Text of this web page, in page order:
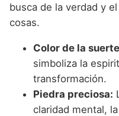
busca de la verdad y
cosas.
Color de la
simboliza la
transformación.
Piedra preciosa:
claridad mental,